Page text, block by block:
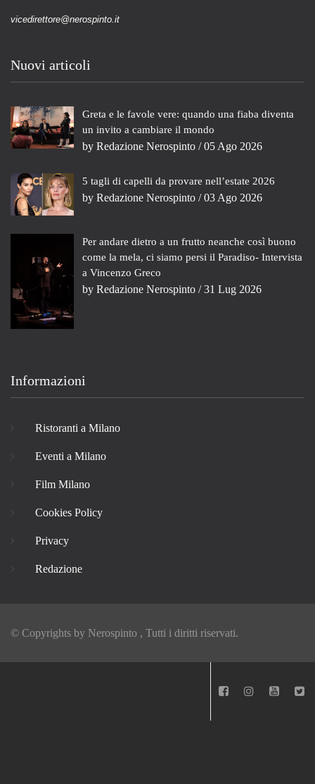
vicedirettore@nerospinto.it
Nuovi articoli
Greta e le favole vere: quando una fiaba diventa
un invito a cambiare il mondo
by Redazione Nerospinto / 05 Ago 2026
5 tagli di capelli da provare nell’estate 2026
by Redazione Nerospinto / 03 Ago 2026
Per andare dietro a un frutto neanche così buono
come la mela, ci siamo persi il Paradiso- Intervista
a Vincenzo Greco
by Redazione Nerospinto / 31 Lug 2026
Informazioni
Ristoranti a Milano
Eventi a Milano
Film Milano
Cookies Policy
Privacy
Redazione
© Copyrights by Nerospinto , Tutti i diritti riservati.